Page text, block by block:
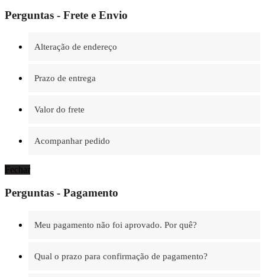
Perguntas - Frete e Envio
Alteração de endereço
Prazo de entrega
Valor do frete
Acompanhar pedido
Fechar
Perguntas - Pagamento
Meu pagamento não foi aprovado. Por quê?
Qual o prazo para confirmação de pagamento?